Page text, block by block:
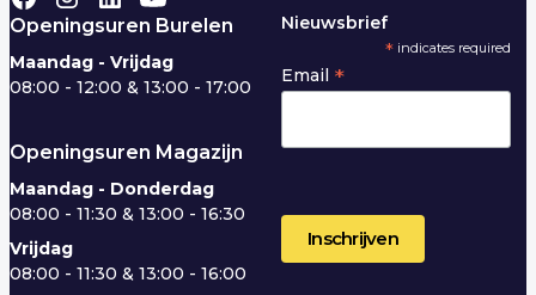
Openingsuren Burelen
Maandag - Vrijdag
08:00 - 12:00 & 13:00 - 17:00
Openingsuren Magazijn
Maandag - Donderdag
08:00 - 11:30 & 13:00 - 16:30
Vrijdag
08:00 - 11:30 & 13:00 - 16:00
Nieuwsbrief
* indicates required
Email *